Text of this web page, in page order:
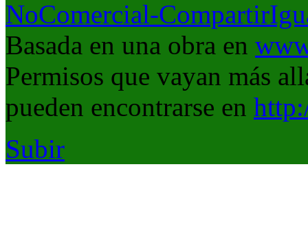
NoComercial-
Basada en una obra en
Permisos que vayan más
pueden encontrarse en
Subir